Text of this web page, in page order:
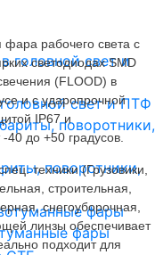
свет и ПТФ
поворотники,
фары
фара рабочего света с
светодиодах SMD
(FLOOD) в
и с ударопрочной
IP67 и
до +50 градусов.
техники (Грузовики,
строительная,
снегоуборочная,
линзы обеспечивает
подходит для